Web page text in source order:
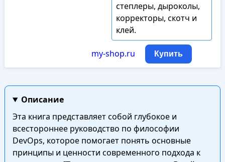
степлеры, дыроколы,
корректоры, скотч и
клей.
my-shop.ru Купить
Описание
Эта книга представляет собой глубокое и
всестороннее руководство по философии
DevOps, которое помогает понять основные
принципы и ценности современного подхода к